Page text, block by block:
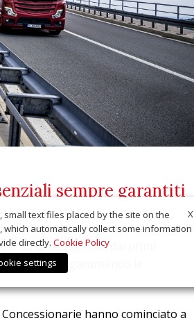
sempre garantiti
di assistenza stradale tramite
ad assicurare sin dai primi
e logistica garantendo le
hanno cominciato a
X
small text files placed by the site on the
automatically collect some information
directly. Cookie Policy
settings